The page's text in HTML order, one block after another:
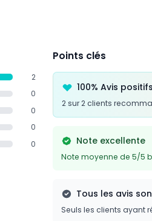
2
0
0
0
0
Points clés
100% Avis positifs
2 sur 2 clients
Note excellente
Note moyenne de 5/5
Tous les avis
Seuls les clients ayant